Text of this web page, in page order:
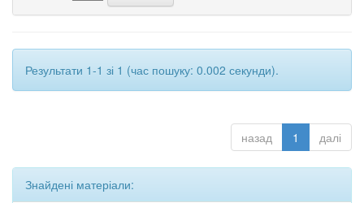
Результати 1-1 зі 1 (час пошуку: 0.002 секунди).
назад 1 далі
Знайдені матеріали: